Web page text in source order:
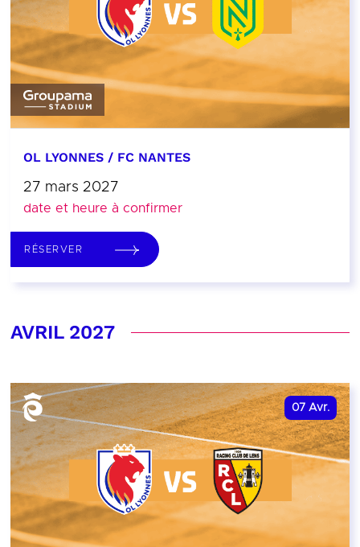
OL LYONNES / FC NANTES
27 mars 2027
date et heure à confirmer
RÉSERVER
AVRIL 2027
07 Avr.